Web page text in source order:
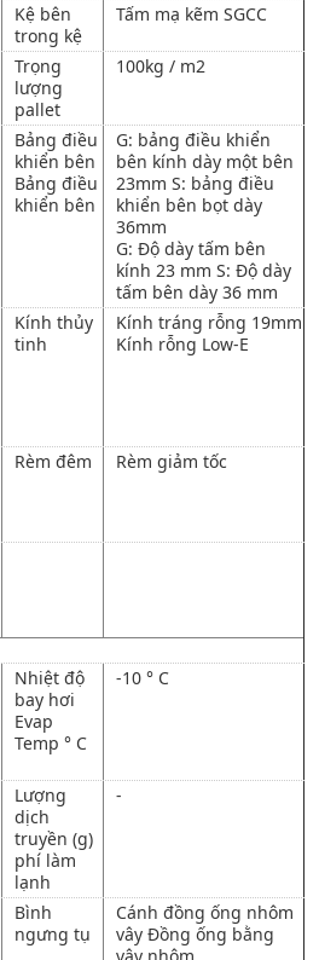
Kệ bên
trong kệ
Tấm mạ kẽm SGCC
Trọng
lượng
pallet
100kg / m2
Bảng điều
khiển bên
Bảng điều
khiển bên
G: bảng điều khiển
bên kính dày một bên
23mm S: bảng điều
khiển bên bọt dày
36mm
G: Độ dày tấm bên
kính 23 mm S: Độ dày
tấm bên dày 36 mm
Kính thủy
tinh
Kính tráng rỗng 19mm
Kính rỗng Low-E
Rèm đêm Rèm giảm tốc
Nhiệt độ
bay hơi
Evap
Temp ° C
-10 ° C
Lượng
dịch
truyền (g)
phí làm
lạnh
-
Bình
ngưng tụ
Cánh đồng ống nhôm
vây Đồng ống bằng